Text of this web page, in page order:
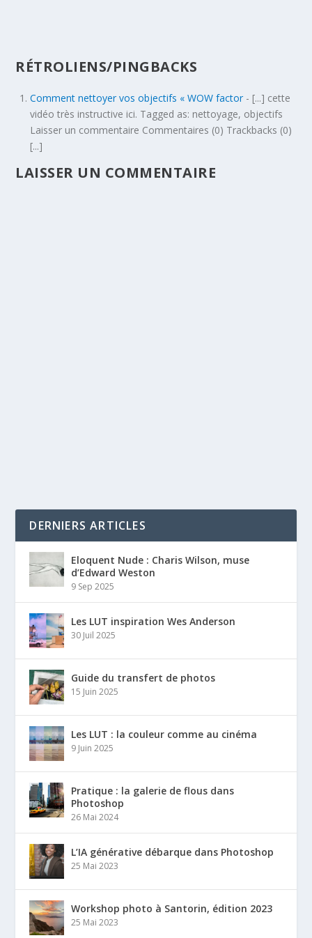
RÉTROLIENS/PINGBACKS
Comment nettoyer vos objectifs « WOW factor - [...] cette
vidéo très instructive ici. Tagged as: nettoyage, objectifs
Laisser un commentaire Commentaires (0) Trackbacks (0)
[...]
LAISSER UN COMMENTAIRE
DERNIERS ARTICLES
Eloquent Nude : Charis Wilson, muse
d’Edward Weston
9 Sep 2025
Les LUT inspiration Wes Anderson
30 Juil 2025
Guide du transfert de photos
15 Juin 2025
Les LUT : la couleur comme au cinéma
9 Juin 2025
Pratique : la galerie de flous dans
Photoshop
26 Mai 2024
L’IA générative débarque dans Photoshop
25 Mai 2023
Workshop photo à Santorin, édition 2023
25 Mai 2023